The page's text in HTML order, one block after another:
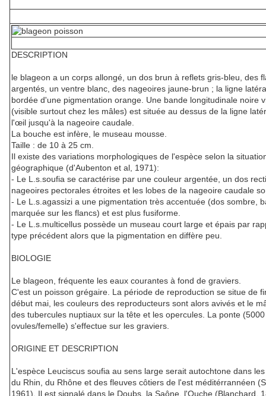
DESCRIPTION
le blageon a un corps allongé, un dos brun à reflets gris-bleu, des
argentés, un ventre blanc, des nageoires jaune-brun ; la ligne
bordée d'une pigmentation orange. Une bande longitudinale noire
(visible surtout chez les mâles) est située au dessus de la ligne
l'œil jusqu'à la nageoire caudale.
La bouche est infère, le museau mousse.
Taille : de 10 à 25 cm.
Il existe des variations morphologiques de l'espèce selon la
géographique (d'Aubenton et al, 1971):
- Le L.s.soufia se caractérise par une couleur argentée, un dos
nageoires pectorales étroites et les lobes de la nageoire caudale
- Le L.s.agassizi a une pigmentation très accentuée (dos sombre,
marquée sur les flancs) et est plus fusiforme.
- Le L.s.multicellus possède un museau court large et épais par
type précédent alors que la pigmentation en diffère peu.
BIOLOGIE
Le blageon, fréquente les eaux courantes à fond de graviers.
C'est un poisson grégaire. La période de reproduction se situe de
début mai, les couleurs des reproducteurs sont alors avivés et le
des tubercules nuptiaux sur la tête et les opercules. La ponte
ovules/femelle) s'effectue sur les graviers.
ORIGINE ET DESCRIPTION
L'espèce Leuciscus soufia au sens large serait autochtone dans
du Rhin, du Rhône et des fleuves côtiers de l'est méditérrannéen
1961). Il est signalé dans le Doubs, la Saône, l'Ouche (Blanchard,